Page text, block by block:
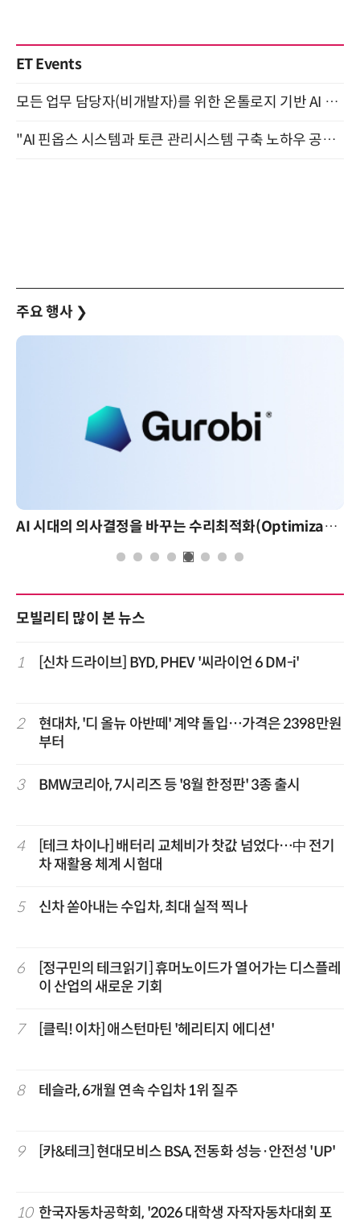
ET Events
모든 업무 담당자(비개발자)를 위한 온톨로지 기반 AI 지식체계 설계 1-day 워크숍 8월 20일 개최
"AI 핀옵스 시스템과 토큰 관리시스템 구축 노하우 공개" 잠실 한국광고문화회관 2층 대회의실 (8/21)
주요 행사 ❯
AI 시대의 의사결정을 바꾸는 수리최적화(Optimization): 실제 산업 적용 사례와 활용 전략
모빌리티 많이 본 뉴스
1 [신차 드라이브] BYD, PHEV '씨라이언 6 DM-i'
2
현대차, '디 올뉴 아반떼' 계약 돌입…가격은 2398만원
부터
3 BMW코리아, 7시리즈 등 '8월 한정판' 3종 출시
4
[테크 차이나] 배터리 교체비가 찻값 넘었다…中 전기
차 재활용 체계 시험대
5 신차 쏟아내는 수입차, 최대 실적 찍나
6
[정구민의 테크읽기] 휴머노이드가 열어가는 디스플레
이 산업의 새로운 기회
7 [클릭! 이차] 애스턴마틴 '헤리티지 에디션'
8 테슬라, 6개월 연속 수입차 1위 질주
9 [카&테크] 현대모비스 BSA, 전동화 성능·안전성 'UP'
10 한국자동차공학회, '2026 대학생 자작자동차대회 포